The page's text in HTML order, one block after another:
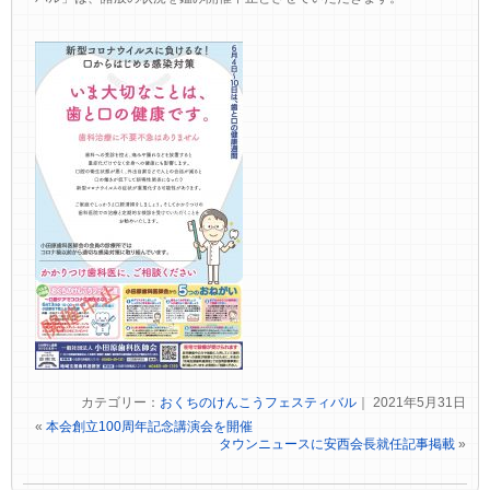
カテゴリー： おくちのけんこうフェスティバル｜ 2021年5月31日
«本会創立100周年記念講演会を開催
タウンニュースに安西会長就任記事掲載»